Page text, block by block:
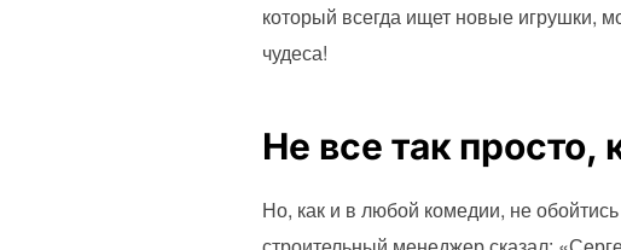
который всегда ищет новые игрушки,
чудеса!
Не все так просто,
Но, как и в любой комедии, не